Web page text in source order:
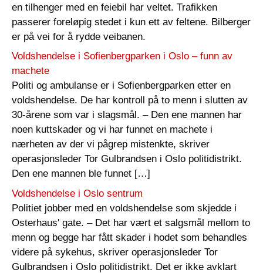
en tilhenger med en feiebil har veltet. Trafikken
passerer foreløpig stedet i kun ett av feltene. Bilberger
er på vei for å rydde veibanen.
Voldshendelse i Sofienbergparken i Oslo – funn av
machete
Politi og ambulanse er i Sofienbergparken etter en
voldshendelse. De har kontroll på to menn i slutten av
30-årene som var i slagsmål. – Den ene mannen har
noen kuttskader og vi har funnet en machete i
nærheten av der vi pågrep mistenkte, skriver
operasjonsleder Tor Gulbrandsen i Oslo politidistrikt.
Den ene mannen ble funnet […]
Voldshendelse i Oslo sentrum
Politiet jobber med en voldshendelse som skjedde i
Osterhaus' gate. – Det har vært et salgsmål mellom to
menn og begge har fått skader i hodet som behandles
videre på sykehus, skriver operasjonsleder Tor
Gulbrandsen i Oslo politidistrikt. Det er ikke avklart